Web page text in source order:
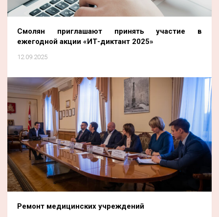
Смолян приглашают принять участие в
ежегодной акции «ИТ-диктант 2025»
12.09.2025
Ремонт медицинских учреждений